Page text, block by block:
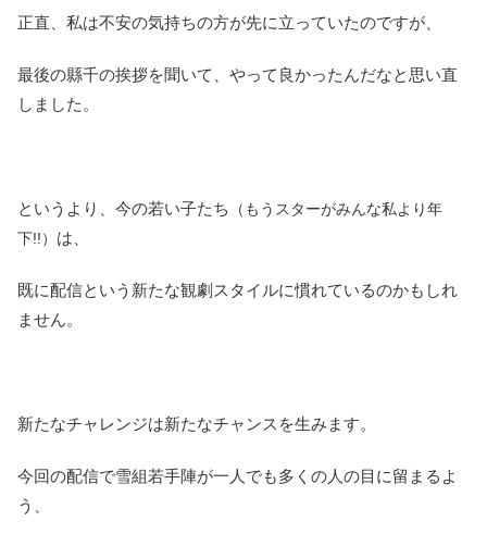
正直、私は不安の気持ちの方が先に立っていたのですが、
最後の縣千の挨拶を聞いて、やって良かったんだなと思い直
しました。
というより、今の若い子たち
（もうスターがみんな私より年
下!!） は、
既に配信という新たな観劇スタイルに慣れているのかもしれ
ません。
新たなチャレンジは新たなチャンスを生みます。
今回の配信で雪組若手陣が一人でも多くの人の目に留まるよ
う、